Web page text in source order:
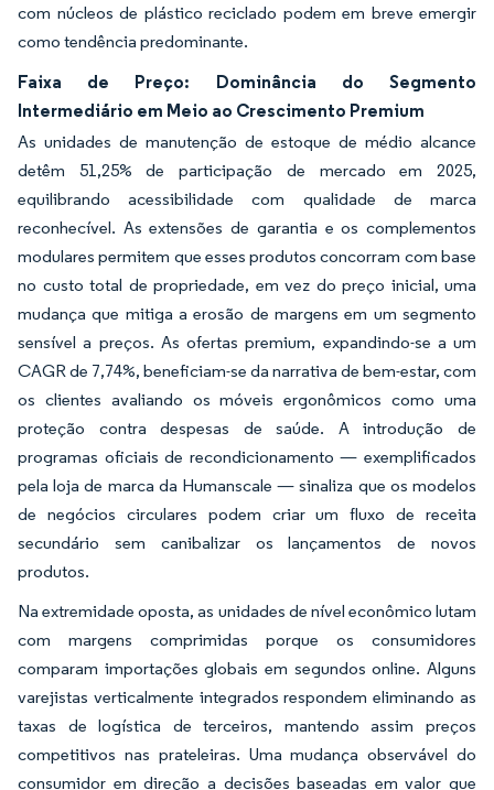
com núcleos de plástico reciclado podem em breve emergir
como tendência predominante.
Faixa de Preço: Dominância do Segmento
Intermediário em Meio ao Crescimento Premium
As unidades de manutenção de estoque de médio alcance
detêm 51,25% de participação de mercado em 2025,
equilibrando acessibilidade com qualidade de marca
reconhecível. As extensões de garantia e os complementos
modulares permitem que esses produtos concorram com base
no custo total de propriedade, em vez do preço inicial, uma
mudança que mitiga a erosão de margens em um segmento
sensível a preços. As ofertas premium, expandindo-se a um
CAGR de 7,74%, beneficiam-se da narrativa de bem-estar, com
os clientes avaliando os móveis ergonômicos como uma
proteção contra despesas de saúde. A introdução de
programas oficiais de recondicionamento — exemplificados
pela loja de marca da Humanscale — sinaliza que os modelos
de negócios circulares podem criar um fluxo de receita
secundário sem canibalizar os lançamentos de novos
produtos.
Na extremidade oposta, as unidades de nível econômico lutam
com margens comprimidas porque os consumidores
comparam importações globais em segundos online. Alguns
varejistas verticalmente integrados respondem eliminando as
taxas de logística de terceiros, mantendo assim preços
competitivos nas prateleiras. Uma mudança observável do
consumidor em direção a decisões baseadas em valor que